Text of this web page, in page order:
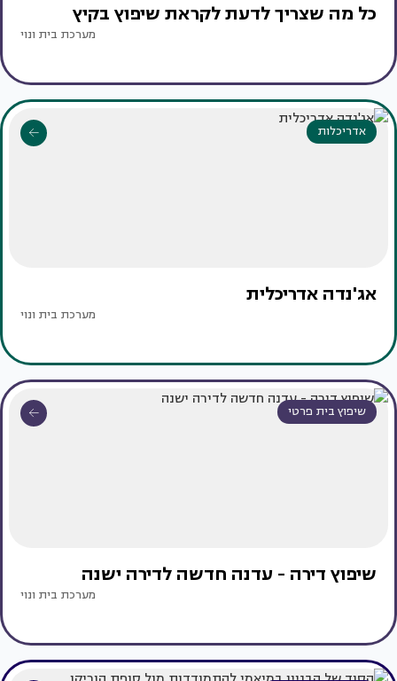
כל מה שצריך לדעת לקראת שיפוץ בקיץ
מערכת בית ונוי
אדריכלות
אג'נדה אדריכלית
מערכת בית ונוי
שיפוץ בית פרטי
שיפוץ דירה - עדנה חדשה לדירה ישנה
מערכת בית ונוי